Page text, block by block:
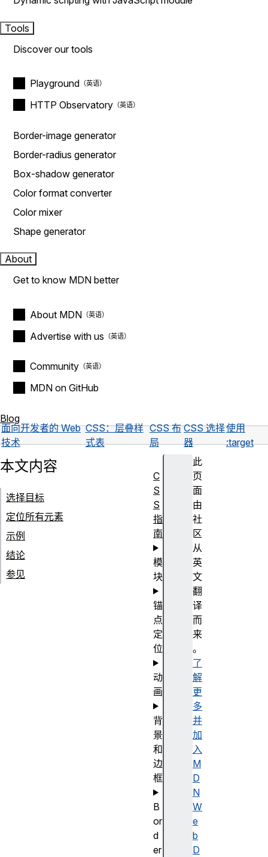
Tools
Discover our tools
Playground
HTTP Observatory
Border-image generator
Border-radius generator
Box-shadow generator
Color format converter
Color mixer
Shape generator
About
Get to know MDN better
About MDN
Advertise with us
Community
MDN on GitHub
Blog
面向开发者的 Web
技术
CSS：层叠样
式表
CSS 布
局
CSS 选择
器
使用
:target
此
页
面
由
社
区
从
英
文
翻
译
而
来
。
了
解
更
多
并
加
入
M
D
N
W
e
b
D
本文内容
选择目标
定位所有元素
示例
结论
参见
C
S
S
指
南
模
块
锚
点
定
位
动
画
背
景
和
边
框
B
or
d
er